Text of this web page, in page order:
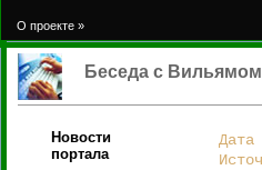
О проекте »
Беседа с
Новости
портала
Дата